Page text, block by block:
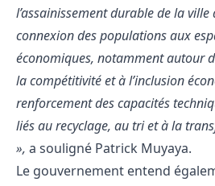
l’assainissement durable de la ville
connexion des populations aux
économiques, notamment autour
la compétitivité et à l’inclusion
renforcement des capacités
liés au recyclage, au tri et à la
», a souligné Patrick Muyaya.
Le gouvernement entend